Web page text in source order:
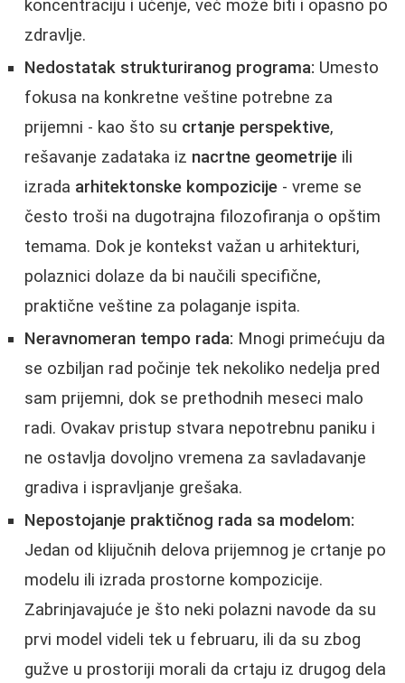
koncentraciju i učenje, već može biti i opasno po
zdravlje.
Nedostatak strukturiranog programa: Umesto
fokusa na konkretne veštine potrebne za
prijemni - kao što su crtanje perspektive,
rešavanje zadataka iz nacrtne geometrije ili
izrada arhitektonske kompozicije - vreme se
često troši na dugotrajna filozofiranja o opštim
temama. Dok je kontekst važan u arhitekturi,
polaznici dolaze da bi naučili specifične,
praktične veštine za polaganje ispita.
Neravnomeran tempo rada: Mnogi primećuju da
se ozbiljan rad počinje tek nekoliko nedelja pred
sam prijemni, dok se prethodnih meseci malo
radi. Ovakav pristup stvara nepotrebnu paniku i
ne ostavlja dovoljno vremena za savladavanje
gradiva i ispravljanje grešaka.
Nepostojanje praktičnog rada sa modelom:
Jedan od klijučnih delova prijemnog je crtanje po
modelu ili izrada prostorne kompozicije.
Zabrinjavajuće je što neki polazni navode da su
prvi model videli tek u februaru, ili da su zbog
gužve u prostoriji morali da crtaju iz drugog dela